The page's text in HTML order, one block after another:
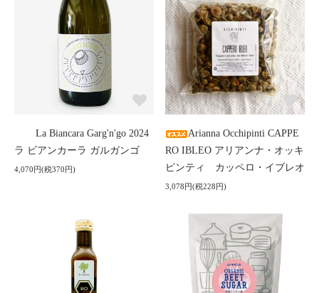
La Biancara Garg'n'go 2024
ラ ビアンカーラ ガルガンゴ
4,070円(税370円)
Arianna Occhipinti CAPPE
RO IBLEO アリアンナ・オッキ
ピンティ カッペロ・イブレオ
3,078円(税228円)